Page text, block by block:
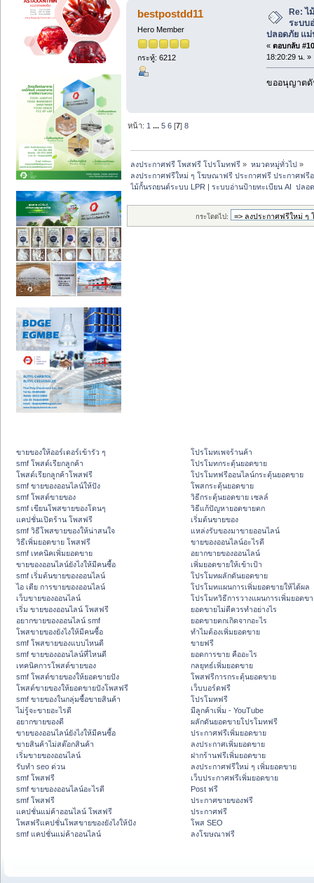
bestpostdd11
Hero Member
กระทู้: 6212
Re: ไ
ระบบ
ปลอดภัย แม่
« ตอบกลับ
18:20:29 น. »
ขออนุญาตดั
หน้า: 1 ...5 6 [7]8
ลงประกาศฟรี โพสฟรี โปรโมทฟรี » หมวดหมู่ทั่วไป»
ลงประกาศฟรีใหม่ ๆ โฆษณาฟรี ประกาศฟรี ประกาศฟ
ไม้กั้นรถยนต์ระบบ LPR | ระบบอ่านป้ายทะเบียน AI  ปลอ
กระโดดไป:
ขายของให้ออร์เดอร์เข้ารัว ๆ
smf โพสต์เรียกลูกค้า
โพสต์เรียกลูกค้าโพสฟรี
smf ขายของออนไลน์ให้ปัง
smf โพสต์ขายของ
smf เขียนโพสขายของโดนๆ
แคปชั่นเปิดร้าน โพสฟรี
smf วิธีโพสขายของให้น่าสนใจ
วิธีเพิ่มยอดขาย โพสฟรี
smf เทคนิคเพิ่มยอดขาย
ขายของออนไลน์ยังไงให้มีคนซื้อ
smf เริ่มต้นขายของออนไลน์
ไอ เดีย การขายของออนไลน์
เว็บขายของออนไลน์
เริ่ม ขายของออนไลน์ โพสฟรี
อยากขายของออนไลน์ smf
โพสขายของยังไงให้มีคนซื้อ
smf โพสขายของแบบไหนดี
smf ขายของออนไลน์ที่ไหนดี
เทคนิคการโพสต์ขายของ
smf โพสต์ขายของให้ยอดขายปัง
โพสต์ขายของให้ยอดขายปังโพสฟรี
smf ขายของในกลุ่มซื้อขายสินค้า
ไม่รู้จะขายอะไรดี
อยากขายของดี
ขายของออนไลน์ยังไงให้มีคนซื้อ
ขายสินค้าไม่สต๊อกสินค้า
เริ่มขายของออนไลน์
รับทำ seo ด่วน
smf โพสฟรี
smf ขายของออนไลน์อะไรดี
smf โพสฟรี
แคปชั่นแม่ค้าออนไลน์ โพสฟรี
โพสฟรีแคปชั่นโพสขายของยังไงให้ปัง
smf แคปชั่นแม่ค้าออนไลน์
โปรโมทเพจร้านค้า
โปรโมทกระตุ้นยอดขาย
โปรโมทฟรีออนไลน์กระตุ้นยอดขาย
โพสกระตุ้นยอดขาย
วิธีกระตุ้นยอดขาย เซลล์
วิธีแก้ปัญหายอดขายตก
เริ่มต้นขายของ
แหล่งรับของมาขายออนไลน์
ขายของออนไลน์อะไรดี
อยากขายของออนไลน์
เพิ่มยอดขายให้เข้าเป้า
โปรโมทผลักดันยอดขาย
โปรโมทแผนการเพิ่มยอดขายให้ได้ผล
โปรโมทวิธีการวางแผนการเพิ่มยอดข
ยอดขายไม่ดีควรทำอย่างไร
ยอดขายตกเกิดจากอะไร
ทำไมต้องเพิ่มยอดขาย
ขายฟรี
ยอดการขาย คืออะไร
กลยุทธ์เพิ่มยอดขาย
โพสฟรีการกระตุ้นยอดขาย
เว็บบอร์ดฟรี
โปรโมทฟรี
มีลูกค้าเพิ่ม - YouTube
ผลักดันยอดขายโปรโมทฟรี
ประกาศฟรีเพิ่มยอดขาย
ลงประกาศเพิ่มยอดขาย
ฝากร้านฟรีเพิ่มยอดขาย
ลงประกาศฟรีใหม่ ๆ เพิ่มยอดขาย
เว็บประกาศฟรีเพิ่มยอดขาย
Post ฟรี
ประกาศขายของฟรี
ประกาศฟรี
โพส SEO
ลงโฆษณาฟรี